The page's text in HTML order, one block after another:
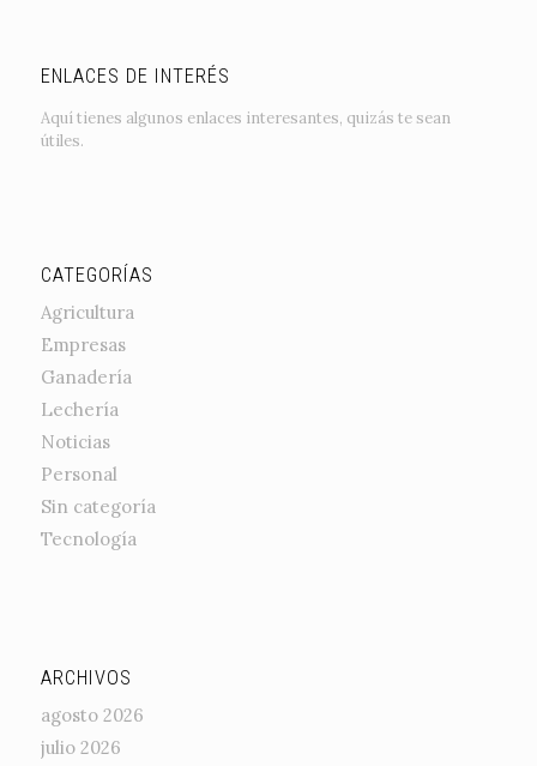
ENLACES DE INTERÉS
Aquí tienes algunos enlaces interesantes, quizás te sean
útiles.
CATEGORÍAS
Agricultura
Empresas
Ganadería
Lechería
Noticias
Personal
Sin categoría
Tecnología
ARCHIVOS
agosto 2026
julio 2026